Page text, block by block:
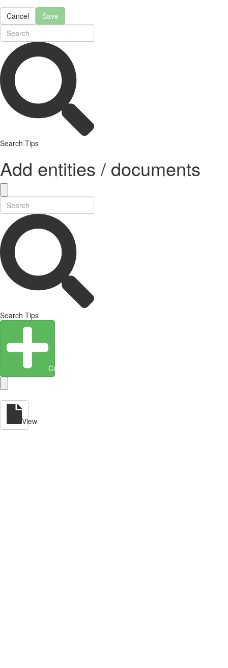
Cancel Save
Search Tips
Add entities / documents
Search Tips
Create Entity
View